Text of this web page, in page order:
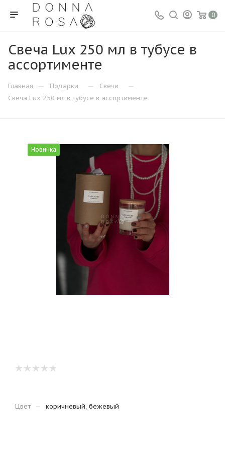
0
Свеча Lux 250 мл в тубусе в
ассортименте
Главная — Подарки — Свечи —
Свеча Lux 250 мл в тубусе в ассортименте
Новинка
Цвет — коричневый, бежевый